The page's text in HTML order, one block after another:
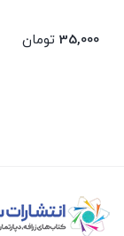
35,000 تومان